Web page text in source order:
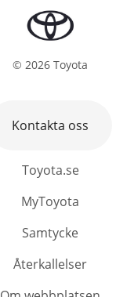
© 2026 Toyota
Toyota.se
MyToyota
Samtycke
Återkallelser
Kontakta oss